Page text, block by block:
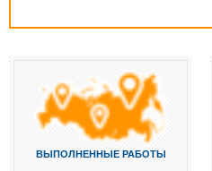
ВЫПОЛНЕННЫЕ РАБОТЫ